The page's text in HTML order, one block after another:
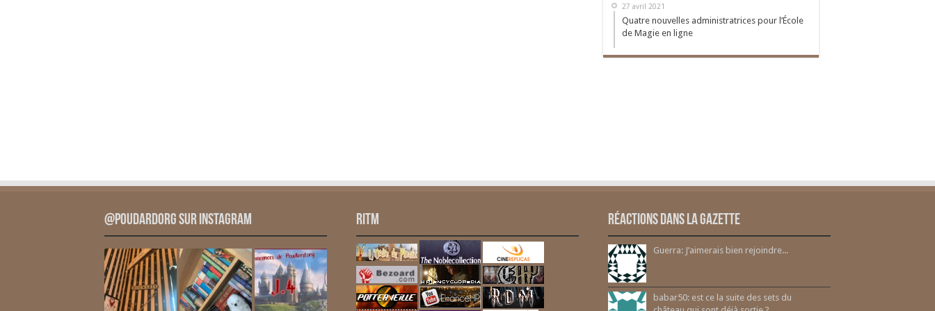
27 avril 2021
Quatre nouvelles administratrices pour l’École
de Magie en ligne
@PoudardOrg sur Instagram RITM Réactions dans la gazette
Guerra: J’aimerais bien rejoindre...
babar50: est ce la suite des sets du